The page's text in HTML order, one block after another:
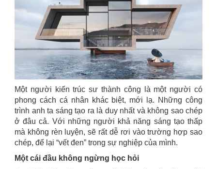
Một người kiến trúc sư thành công là một người có
phong cách cá nhân khác biệt, mới lạ. Những công
trình anh ta sáng tạo ra là duy nhất và không sao chép
ở đâu cả. Với những người khả năng sáng tạo thấp
mà không rèn luyện, sẽ rất dễ rơi vào trường hợp sao
chép, để lại “vết đen” trong sự nghiệp của mình.
Một cái đầu không ngừng học hỏi